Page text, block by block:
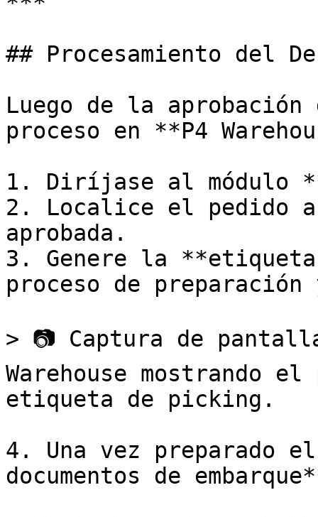
## Procesamiento del
Luego de la
proceso en **P4
1. Diríjase al módulo
2. Localice el pedido
aprobada.
3. Genere la
proceso de preparación
> 📷 Captura de
Warehouse mostrando
etiqueta de picking.
4. Una vez preparado
documentos de